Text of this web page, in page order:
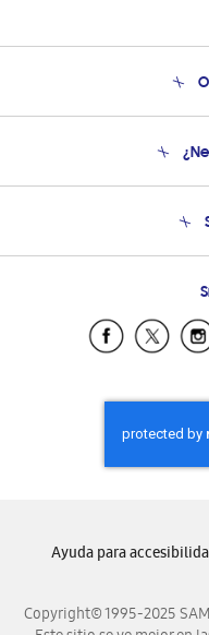
Copyright© 1995-2025
Ayuda para